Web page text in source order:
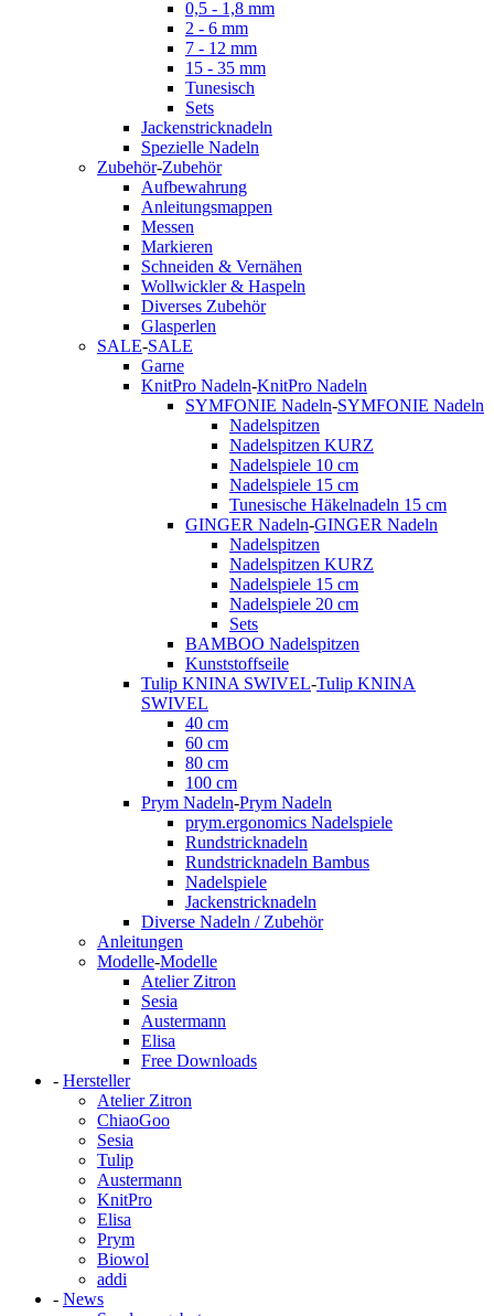
0,5 - 1,8 mm
2 - 6 mm
7 - 12 mm
15 - 35 mm
Tunesisch
Sets
Jackenstricknadeln
Spezielle Nadeln
Zubehör-Zubehör
Aufbewahrung
Anleitungsmappen
Messen
Markieren
Schneiden & Vernähen
Wollwickler & Haspeln
Diverses Zubehör
Glasperlen
SALE-SALE
Garne
KnitPro Nadeln-KnitPro Nadeln
SYMFONIE Nadeln-SYMFONIE Nadeln
Nadelspitzen
Nadelspitzen KURZ
Nadelspiele 10 cm
Nadelspiele 15 cm
Tunesische Häkelnadeln 15 cm
GINGER Nadeln-GINGER Nadeln
Nadelspitzen
Nadelspitzen KURZ
Nadelspiele 15 cm
Nadelspiele 20 cm
Sets
BAMBOO Nadelspitzen
Kunststoffseile
Tulip KNINA SWIVEL-Tulip KNINA
SWIVEL
40 cm
60 cm
80 cm
100 cm
Prym Nadeln-Prym Nadeln
prym.ergonomics Nadelspiele
Rundstricknadeln
Rundstricknadeln Bambus
Nadelspiele
Jackenstricknadeln
Diverse Nadeln / Zubehör
Anleitungen
Modelle-Modelle
Atelier Zitron
Sesia
Austermann
Elisa
Free Downloads
- Hersteller
Atelier Zitron
ChiaoGoo
Sesia
Tulip
Austermann
KnitPro
Elisa
Prym
Biowol
addi
- News